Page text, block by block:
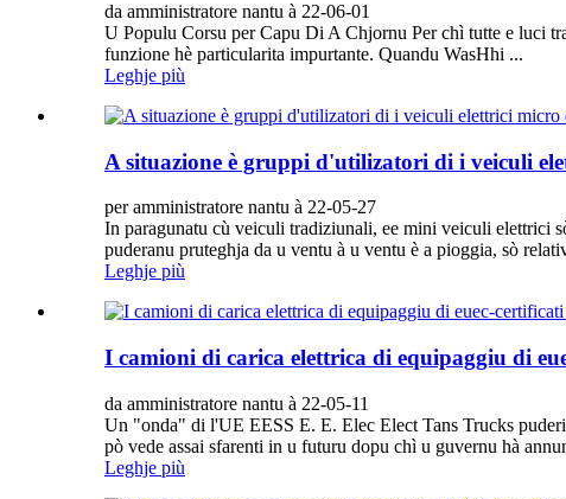
da amministratore nantu à 22-06-01
U Populu Corsu per Capu Di A Chjornu Per chì tutte e luci
funzione hè particularita impurtante. Quandu WasHhi ...
Leghje più
A situazione è gruppi d'utilizatori di i veiculi
per amministratore nantu à 22-05-27
In paragunatu cù veiculi tradiziunali, ee mini veiculi elettrici
puderanu pruteghja da u ventu à u ventu è a pioggia, sò
Leghje più
I camioni di carica elettrica di equipaggiu di
da amministratore nantu à 22-05-11
Un "onda" di l'UE EESS E. E. Elec Elect Tans Trucks
pò vede assai sfarenti in u futuru dopu chì u guvernu hà
Leghje più